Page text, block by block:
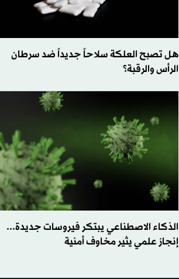
هل تصبح العلكة سلاحاً جديداً ضد سرطان
الرأس والرقبة؟
الذكاء الاصطناعي يبتكر فيروسات جديدة...
إنجاز علمي يثير مخاوف أمنية